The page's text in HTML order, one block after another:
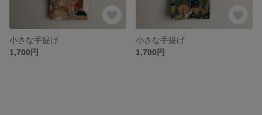
小さな手提げ
1,700円
小さな手提げ
1,700円